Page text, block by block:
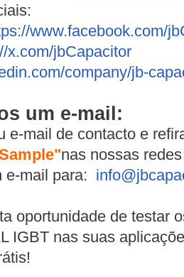
www.facebook.com/
x.com/jbCapacitor
company/jb-
um e-mail:
e-mail de contacto e
nas nossas
e-mail para:
oportunidade de testar
IGBT nas suas